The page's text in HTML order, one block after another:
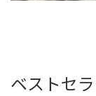
ベストセ